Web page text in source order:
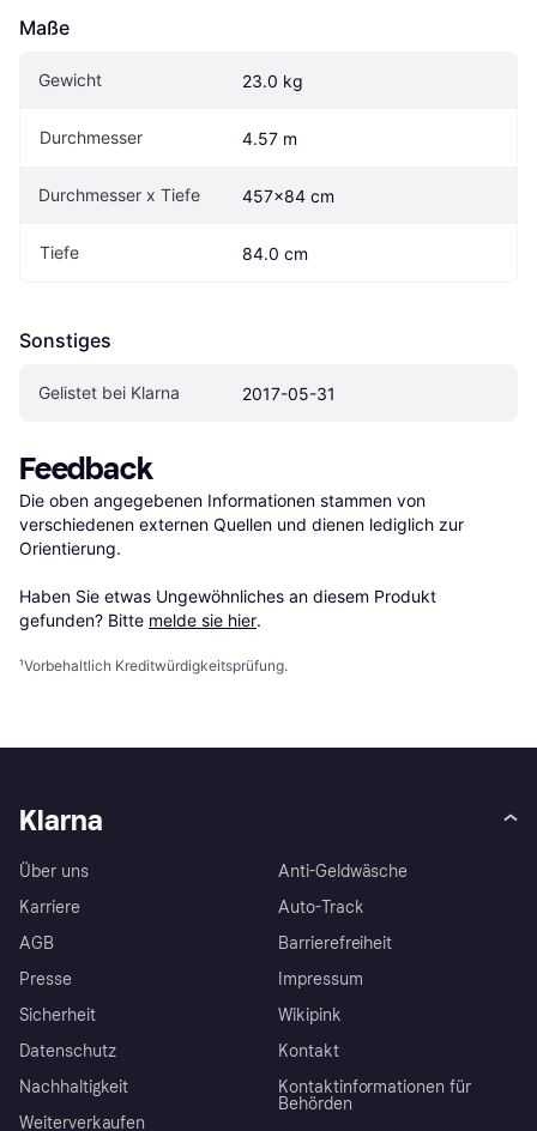
Maße
Gewicht 23.0 kg
Durchmesser 4.57 m
Durchmesser x Tiefe 457x84 cm
Tiefe 84.0 cm
Sonstiges
Gelistet bei Klarna 2017-05-31
Feedback
Die oben angegebenen Informationen stammen von
verschiedenen externen Quellen und dienen lediglich zur
Orientierung.
Haben Sie etwas Ungewöhnliches an diesem Produkt
gefunden? Bitte melde sie hier.
¹Vorbehaltlich Kreditwürdigkeitsprüfung.
Klarna
Über uns
Karriere
AGB
Presse
Sicherheit
Datenschutz
Nachhaltigkeit
Weiterverkaufen
Anti-Geldwäsche
Auto-Track
Barrierefreiheit
Impressum
Wikipink
Kontakt
Kontaktinformationen für
Behörden